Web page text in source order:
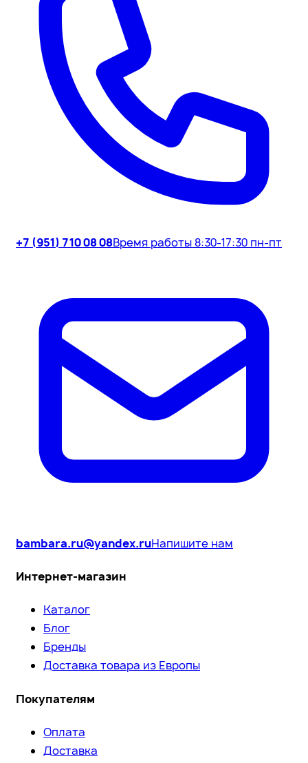
+7 (951) 710 08 08Время работы 8:30-17:30 пн-пт
bambara.ru@yandex.ruНапишите нам
Интернет-магазин
Каталог
Блог
Бренды
Доставка товара из Европы
Покупателям
Оплата
Доставка